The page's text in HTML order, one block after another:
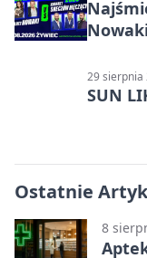
29 sierpnia
SUN
Ostatnie
8